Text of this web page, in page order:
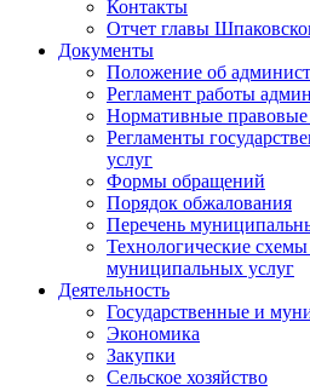
Контакты
Отчет главы
Документы
Положение об
Регламент работы
Нормативные
Регламенты
услуг
Формы обращений
Порядок обжалования
Перечень
Технологические
муниципальных услуг
Деятельность
Государственные и
Экономика
Закупки
Сельское хозяйство